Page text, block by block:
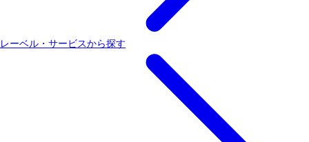
レーベル・サービスから探す